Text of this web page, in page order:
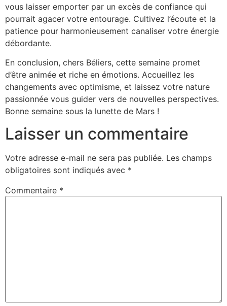
vous laisser emporter par un excès de confiance qui
pourrait agacer votre entourage. Cultivez l’écoute et la
patience pour harmonieusement canaliser votre énergie
débordante.
En conclusion, chers Béliers, cette semaine promet
d’être animée et riche en émotions. Accueillez les
changements avec optimisme, et laissez votre nature
passionnée vous guider vers de nouvelles perspectives.
Bonne semaine sous la lunette de Mars !
Laisser un commentaire
Votre adresse e-mail ne sera pas publiée. Les champs
obligatoires sont indiqués avec *
Commentaire *